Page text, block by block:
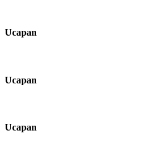
Ucapan
Ucapan
Ucapan